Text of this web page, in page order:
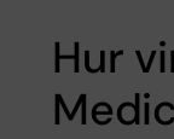
Hur